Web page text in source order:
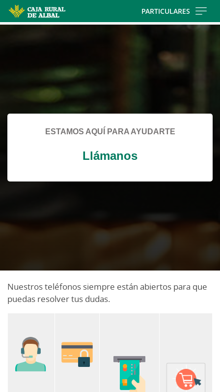
PARTICULARES
ESTAMOS AQUÍ PARA AYUDARTE
Llámanos
Nuestros teléfonos siempre están abiertos para que
puedas resolver tus dudas.